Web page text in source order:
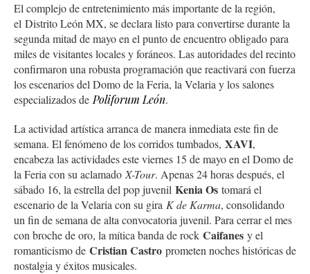
El complejo de entretenimiento más importante de la región,
el Distrito León MX, se declara listo para convertirse durante la
segunda mitad de mayo en el punto de encuentro obligado para
miles de visitantes locales y foráneos. Las autoridades del recinto
confirmaron una robusta programación que reactivará con fuerza
los escenarios del Domo de la Feria, la Velaria y los salones
especializados de Poliforum León.
La actividad artística arranca de manera inmediata este fin de
semana. El fenómeno de los corridos tumbados, XAVI,
encabeza las actividades este viernes 15 de mayo en el Domo de
la Feria con su aclamado X-Tour. Apenas 24 horas después, el
sábado 16, la estrella del pop juvenil Kenia Os tomará el
escenario de la Velaria con su gira K de Karma, consolidando
un fin de semana de alta convocatoria juvenil. Para cerrar el mes
con broche de oro, la mítica banda de rock Caifanes y el
romanticismo de Cristian Castro prometen noches históricas de
nostalgia y éxitos musicales.